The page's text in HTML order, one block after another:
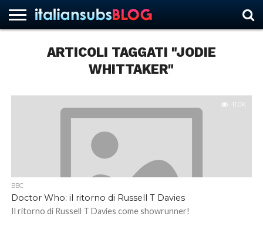
ARTICOLI TAGGATI "JODIE
WHITTAKER"
11.0K
BBC
Doctor Who: il ritorno di Russell T Davies
Il ritorno di Russell T Davies come showrunner!